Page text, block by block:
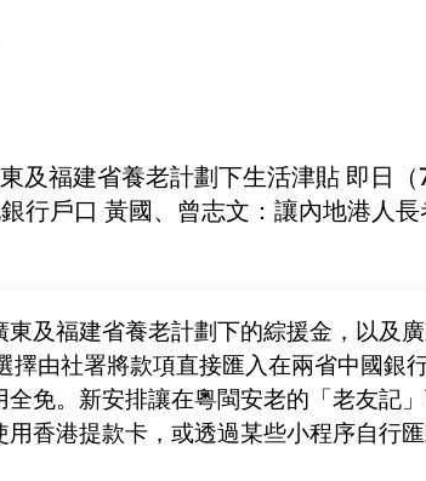
福建省養老計劃下生活津貼 即日（
行戶口 黃國、曾志文：讓內地港人
東及福建省養老計劃下的綜援金，以及
擇由社署將款項直接匯入在兩省中國銀
全免。新安排讓在粵閩安老的「老友記
香港提款卡，或透過某些小程序自行匯